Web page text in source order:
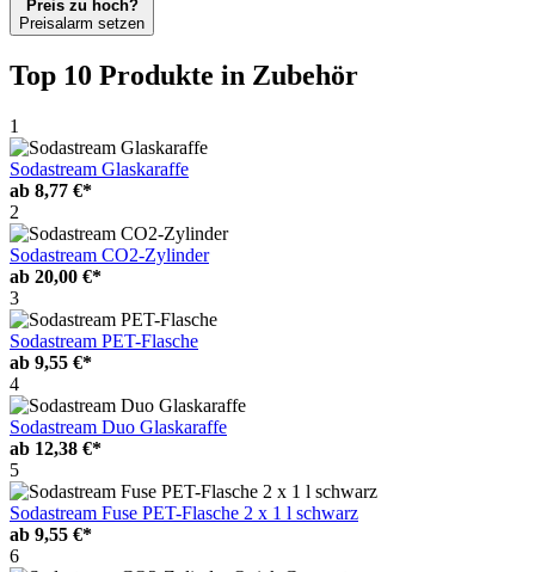
Preis zu hoch?
Preisalarm setzen
Top 10 Produkte in Zubehör
1
Sodastream Glaskaraffe
ab 8,77 €*
2
Sodastream CO2-Zylinder
ab 20,00 €*
3
Sodastream PET-Flasche
ab 9,55 €*
4
Sodastream Duo Glaskaraffe
ab 12,38 €*
5
Sodastream Fuse PET-Flasche 2 x 1 l schwarz
ab 9,55 €*
6